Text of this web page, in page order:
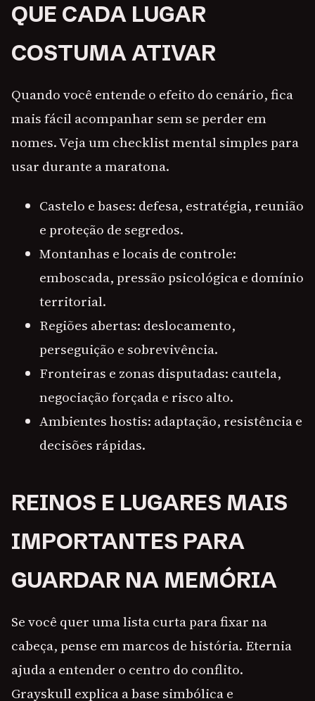
QUE CADA LUGAR
COSTUMA ATIVAR
Quando você entende o efeito do cenário, fica
mais fácil acompanhar sem se perder em
nomes. Veja um checklist mental simples para
usar durante a maratona.
Castelo e bases: defesa, estratégia, reunião
e proteção de segredos.
Montanhas e locais de controle:
emboscada, pressão psicológica e domínio
territorial.
Regiões abertas: deslocamento,
perseguição e sobrevivência.
Fronteiras e zonas disputadas: cautela,
negociação forçada e risco alto.
Ambientes hostis: adaptação, resistência e
decisões rápidas.
REINOS E LUGARES MAIS
IMPORTANTES PARA
GUARDAR NA MEMÓRIA
Se você quer uma lista curta para fixar na
cabeça, pense em marcos de história. Eternia
ajuda a entender o centro do conflito.
Grayskull explica a base simbólica e